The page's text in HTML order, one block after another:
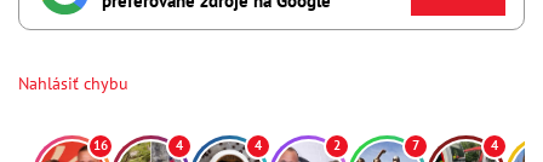
Nahlásiť chybu
16 4 4 2 7 4